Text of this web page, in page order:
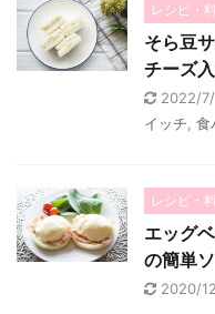
レシピ・
そら豆
チーズ
2022/
イッチ 食
レシピ・
エッグ
の簡単
2020/